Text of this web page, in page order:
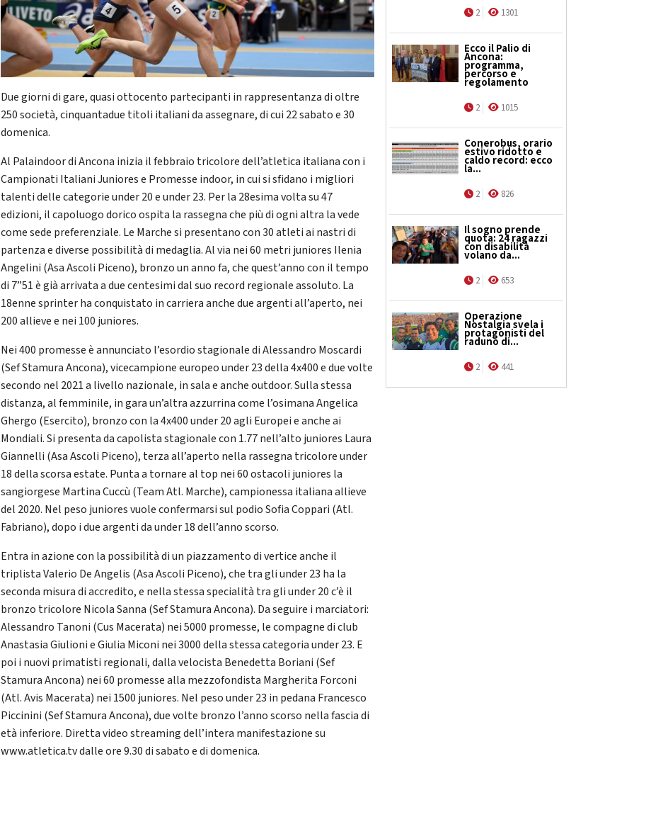
Due giorni di gare, quasi ottocento partecipanti in rappresentanza di oltre
250 società, cinquantadue titoli italiani da assegnare, di cui 22 sabato e 30
domenica.
Al Palaindoor di Ancona inizia il febbraio tricolore dell’atletica italiana con i
Campionati Italiani Juniores e Promesse indoor, in cui si sfidano i migliori
talenti delle categorie under 20 e under 23. Per la 28esima volta su 47
edizioni, il capoluogo dorico ospita la rassegna che più di ogni altra la vede
come sede preferenziale. Le Marche si presentano con 30 atleti ai nastri di
partenza e diverse possibilità di medaglia. Al via nei 60 metri juniores Ilenia
Angelini (Asa Ascoli Piceno), bronzo un anno fa, che quest’anno con il tempo
di 7”51 è già arrivata a due centesimi dal suo record regionale assoluto. La
18enne sprinter ha conquistato in carriera anche due argenti all’aperto, nei
200 allieve e nei 100 juniores.
Nei 400 promesse è annunciato l’esordio stagionale di Alessandro Moscardi
(Sef Stamura Ancona), vicecampione europeo under 23 della 4x400 e due volte
secondo nel 2021 a livello nazionale, in sala e anche outdoor. Sulla stessa
distanza, al femminile, in gara un’altra azzurrina come l’osimana Angelica
Ghergo (Esercito), bronzo con la 4x400 under 20 agli Europei e anche ai
Mondiali. Si presenta da capolista stagionale con 1.77 nell’alto juniores Laura
Giannelli (Asa Ascoli Piceno), terza all’aperto nella rassegna tricolore under
18 della scorsa estate. Punta a tornare al top nei 60 ostacoli juniores la
sangiorgese Martina Cuccù (Team Atl. Marche), campionessa italiana allieve
del 2020. Nel peso juniores vuole confermarsi sul podio Sofia Coppari (Atl.
Fabriano), dopo i due argenti da under 18 dell’anno scorso.
Entra in azione con la possibilità di un piazzamento di vertice anche il
triplista Valerio De Angelis (Asa Ascoli Piceno), che tra gli under 23 ha la
seconda misura di accredito, e nella stessa specialità tra gli under 20 c’è il
bronzo tricolore Nicola Sanna (Sef Stamura Ancona). Da seguire i marciatori:
Alessandro Tanoni (Cus Macerata) nei 5000 promesse, le compagne di club
Anastasia Giulioni e Giulia Miconi nei 3000 della stessa categoria under 23. E
poi i nuovi primatisti regionali, dalla velocista Benedetta Boriani (Sef
Stamura Ancona) nei 60 promesse alla mezzofondista Margherita Forconi
(Atl. Avis Macerata) nei 1500 juniores. Nel peso under 23 in pedana Francesco
Piccinini (Sef Stamura Ancona), due volte bronzo l’anno scorso nella fascia di
età inferiore. Diretta video streaming dell’intera manifestazione su
www.atletica.tv dalle ore 9.30 di sabato e di domenica.
2 1301
Ecco il Palio di
Ancona:
programma,
percorso e
regolamento
2 1015
Conerobus, orario
estivo ridotto e
caldo record: ecco
la...
2 826
Il sogno prende
quota: 24 ragazzi
con disabilità
volano da...
2 653
Operazione
Nostalgia svela i
protagonisti del
raduno di...
2 441